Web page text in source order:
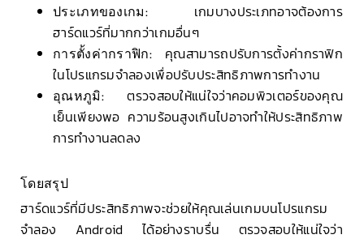
ประเภทของเกม:เกมบางประเภทอาจต้องการ
ฮาร์ดแวร์ที่มากกว่าเกมอื่นๆ
การตั้งค่ากราฟิก:คุณสามารถปรับการตั้งค่ากราฟิก
ในโปรแกรมจำลองเพื่อปรับประสิทธิภาพการทำงาน
อุณหภูมิ:ตรวจสอบให้แน่ใจว่าคอมพิวเตอร์ของคุณ
เย็นเพียงพอ ความร้อนสูงเกินไปอาจทำให้ประสิทธิภาพ
การทำงานลดลง
โดยสรุป
ฮาร์ดแวร์ที่มีประสิทธิภาพจะช่วยให้คุณเล่นเกมบนโปรแกรม
จำลอง Android ได้อย่างราบรื่น ตรวจสอบให้แน่ใจว่า